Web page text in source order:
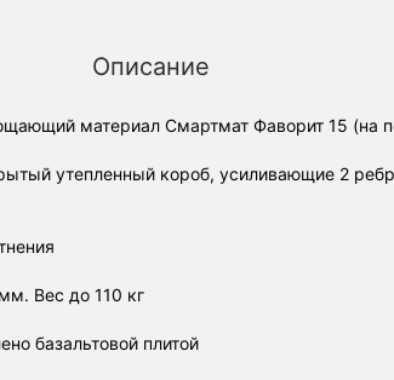
Описание
материал Смартмат Фаворит 15 (на
утепленный короб, усиливающие 2
Вес до 110 кг
базальтовой плитой